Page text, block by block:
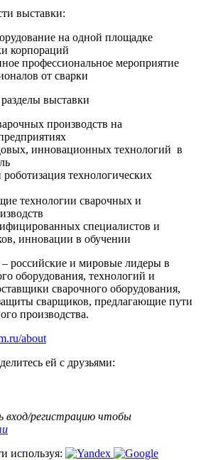
выставки:
на одной площадке
корпораций
профессиональное мероприятие
от сварки
выставки
производств на
инновационных технологий в
технологических
технологии сварочных и
специалистов и
инновации в обучении
– российские и мировые лидеры в
оборудования, технологий и
сварочного оборудования,
сварщиков, предлагающие пути
производства.
about
ей с друзьями:
регистрацию чтобы
используя: